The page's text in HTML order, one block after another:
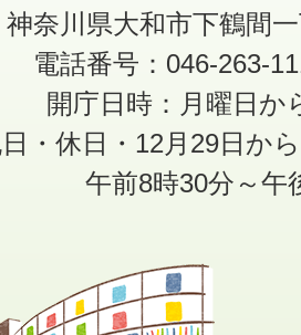
神奈川県大和市下鶴間
電話番号：046-263-
開庁日時：月曜日か
日・休日・12月29日か
午前8時30分～午